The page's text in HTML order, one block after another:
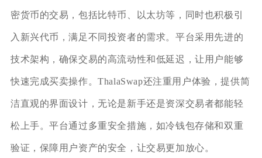
密货币的交易，包括比特币、以太坊等，同时也积极引
入新兴代币，满足不同投资者的需求。平台采用先进的
技术架构，确保交易的高流动性和低延迟，让用户能够
快速完成买卖操作。ThalaSwap还注重用户体验，提供简
洁直观的界面设计，无论是新手还是资深交易者都能轻
松上手。平台通过多重安全措施，如冷钱包存储和双重
验证，保障用户资产的安全，让交易更加放心。